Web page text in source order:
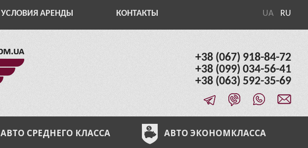
UA RU
УСЛОВИЯ АРЕНДЫ КОНТАКТЫ
+38 (067) 918-84-72
+38 (099) 034-56-41
+38 (063) 592-35-69
АВТО СРЕДНЕГО КЛАССА АВТО ЭКОНОМКЛАССА